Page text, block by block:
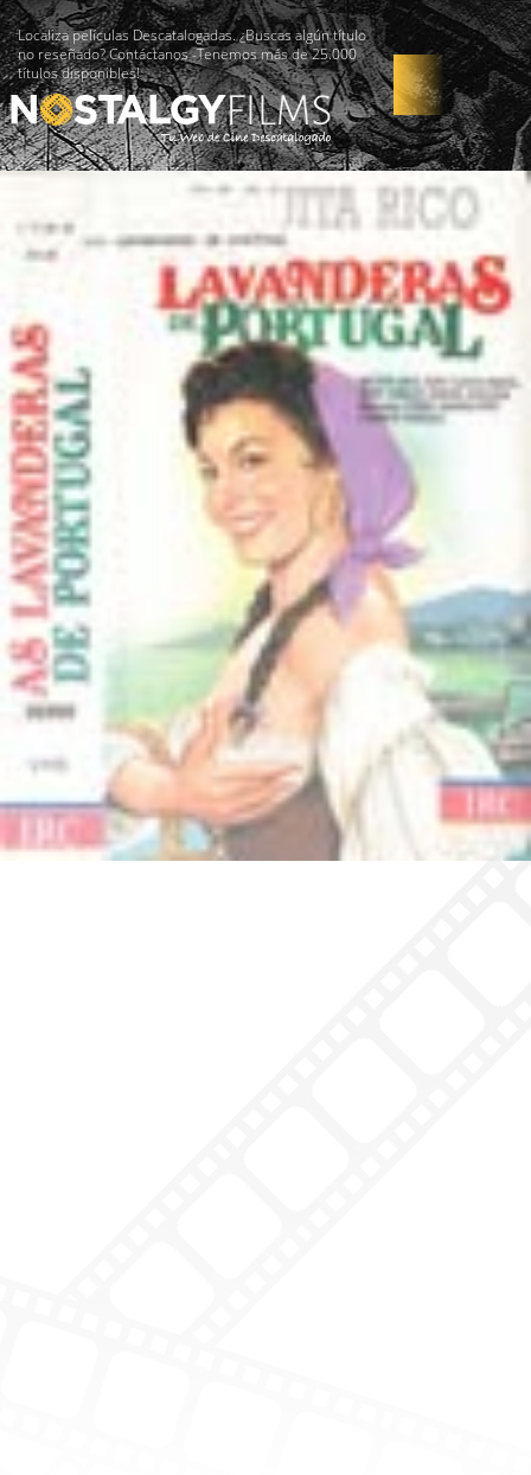
Localiza películas Descatalogadas. ¿Buscas algún título
no reseñado? Contáctanos -Tenemos más de 25.000
títulos disponibles!